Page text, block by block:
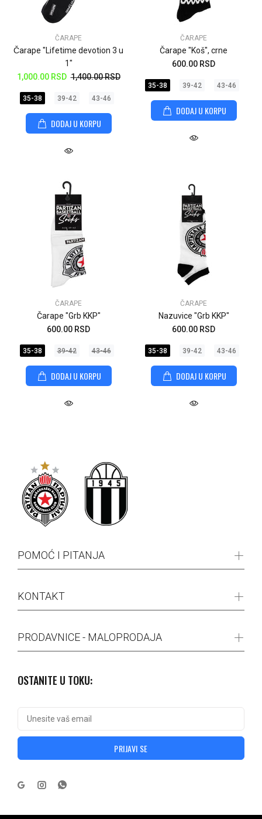
ČARAPE
Čarape "Lifetime devotion 3 u
1"
1,000.00 RSD 1,400.00 RSD
35-38 39-42 43-46
DODAJ U KORPU
ČARAPE
Čarape "Koš", crne
600.00 RSD
35-38 39-42 43-46
DODAJ U KORPU
ČARAPE
Čarape "Grb KKP"
600.00 RSD
35-38 39-42 43-46
DODAJ U KORPU
ČARAPE
Nazuvice "Grb KKP"
600.00 RSD
35-38 39-42 43-46
DODAJ U KORPU
OSTANITE U TOKU:
PRIJAVI SE
POMOĆ I PITANJA
KONTAKT
PRODAVNICE - MALOPRODAJA